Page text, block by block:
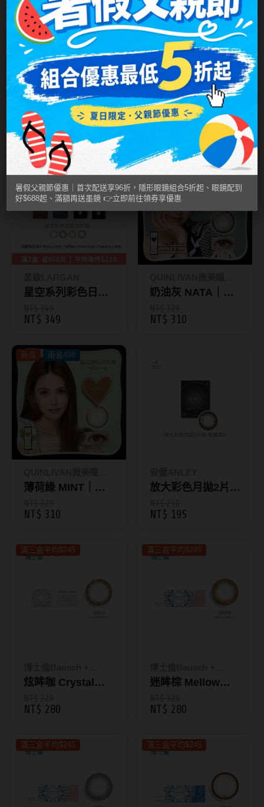
MUSE繆思女神
OPT圓瑞
Pegavision晶碩
Timido媞蜜多
Smart Vision睛靈
WiLLPAIR維樂配
日本隱眼品牌
Secret Candy Magic
神秘魔幻糖果
Candy Magic魔幻糖果
EverColor艾薇卡
Pony Pallet魔彩盤
CRYSTE晶瞳
DECORATIVE視妝美
SAMI佐美
PienAge
T-Garden CRUUM
T-Garden FLANMY
T-Garden Loveil
T-Garden Chu's me
韓國隱眼品牌
藥水保養液
清潔專用
純粹美 ASIA STAR
藍夜星河 Blue
Star｜純粹美彩色
月拋2片裝
NT$ 299
NT$ 210
純粹美 ASIA STAR
光漾星河 Sparkle
Galaxy｜純粹美彩
色月拋2片裝
NT$ 299
NT$ 210
7盒6折 四色限定
星空系列彩色日拋
色款】藥妝系列
NT$ 349
新品 兩盒498
Maison
奶油灰 NATA｜彩
凌Maison
NT$ 310
新品 兩盒498
Maison
薄荷綠 MINT｜彩
凌Maison
NT$ 310
放大彩色月拋2片
NT$ 195
滿三盒平均$245
Lomb
炫眸咖 Crystal
彩色日拋10片裝
NT$ 280
滿三盒平均$245
Lomb
迷眸棕 Mellow
彩色日拋10片裝
NT$ 280
滿三盒平均$245 滿三盒平均$245
暑假父親節優惠｜首次配送享96折，隱形眼鏡組合5折起、眼鏡配到
好$688起、滿額再送墨鏡 👉立即前往領券享優惠